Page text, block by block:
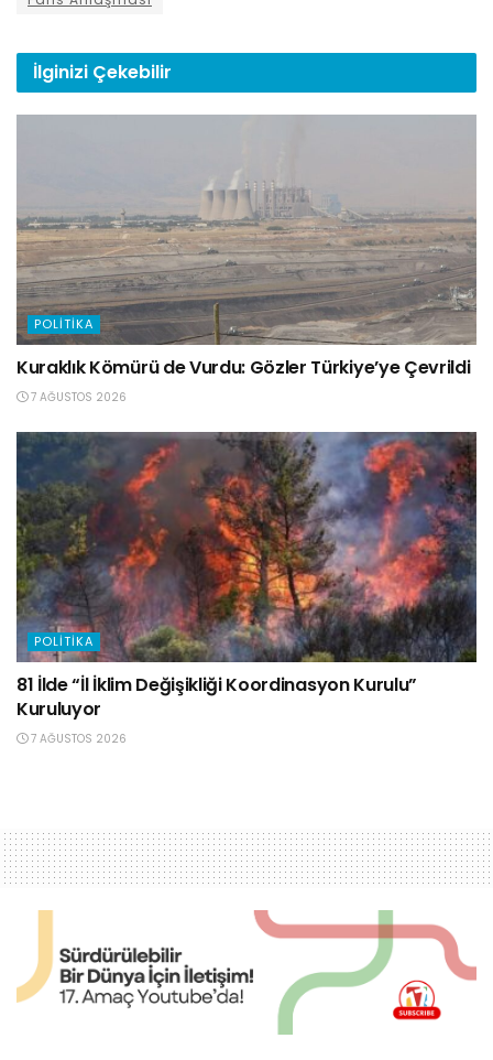
İlginizi Çekebilir
POLITIKA
Kuraklık Kömürü de Vurdu: Gözler Türkiye’ye Çevrildi
7 AĞUSTOS 2026
POLITIKA
81 İlde “İl İklim Değişikliği Koordinasyon Kurulu”
Kuruluyor
7 AĞUSTOS 2026